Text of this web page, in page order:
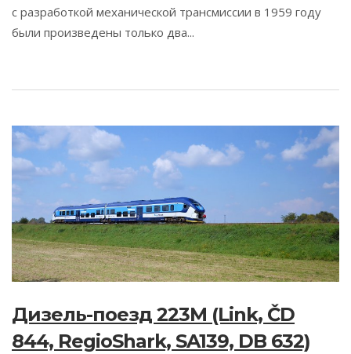
с разработкой механической трансмиссии в 1959 году
были произведены только два...
Дизель-поезд 223M (Link, ČD
844, RegioShark, SA139, DB 632)